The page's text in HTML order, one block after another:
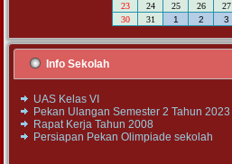
23
24 25 26 27
30
31 1 2 3
Info Sekolah
UAS Kelas VI
Pekan Ulangan Semester 2 Tahun 2023
Rapat Kerja Tahun 2008
Persiapan Pekan Olimpiade sekolah